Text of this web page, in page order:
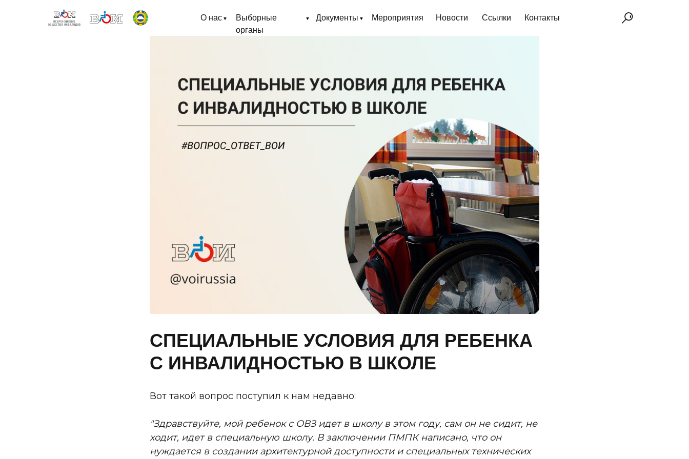
О нас
Выборные
органы
Документы Мероприятия Новости Ссылки Контакты
СПЕЦИАЛЬНЫЕ УСЛОВИЯ ДЛЯ РЕБЕНКА
С ИНВАЛИДНОСТЬЮ В ШКОЛЕ
Вот такой вопрос поступил к нам недавно:
"Здравствуйте, мой ребенок с ОВЗ идет в школу в этом году, сам он не сидит, не
ходит, идет в специальную школу. В заключении ПМПК написано, что он
нуждается в создании архитектурной доступности и специальных технических